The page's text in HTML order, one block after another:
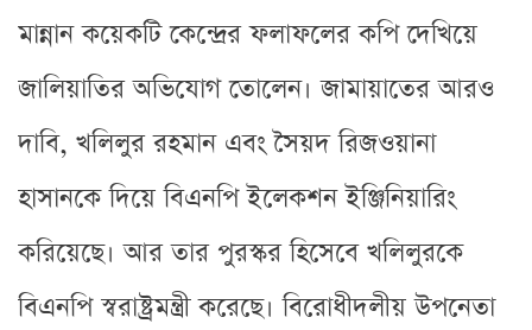
মান্নান কয়েকটি কেন্দ্রের ফলাফলের কপি দেখিয়ে
জালিয়াতির অভিযোগ তোলেন। জামায়াতের আরও
দাবি, খলিলুর রহমান এবং সৈয়দ রিজওয়ানা
হাসানকে দিয়ে বিএনপি ইলেকশন ইঞ্জিনিয়ারিং
করিয়েছে। আর তার পুরস্কর হিসেবে খলিলুরকে
বিএনপি স্বরাষ্ট্রমন্ত্রী করেছে। বিরোধীদলীয় উপনেতা